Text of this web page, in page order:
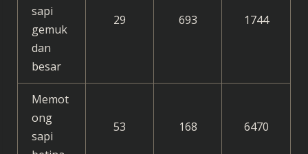
sapi
gemuk
dan
besar
29 693 1744
Memot
ong
sapi
53 168 6470